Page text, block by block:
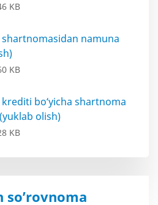
KB
namuna
KB
bo‘yicha shartnoma
olish)
KB
so’rovnoma